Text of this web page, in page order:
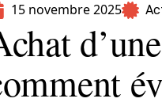
15 novembre 2025